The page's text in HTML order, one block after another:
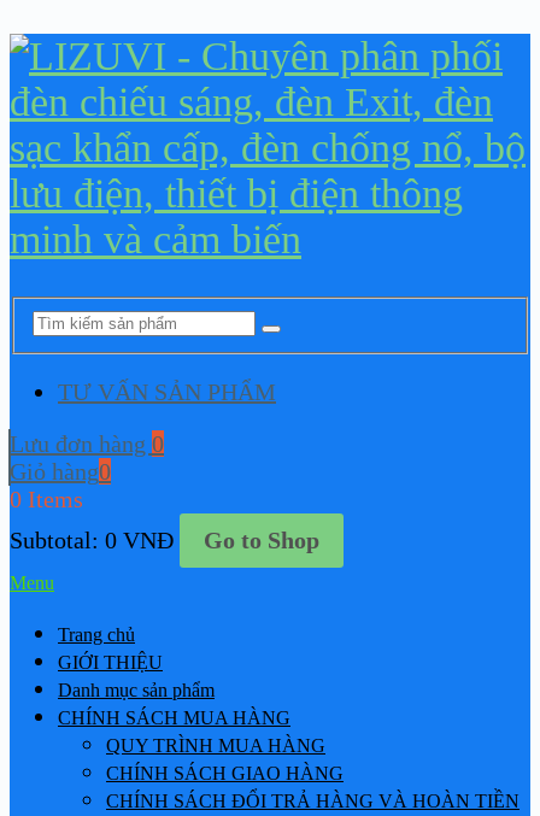
TƯ VẤN SẢN PHẨM
Lưu đơn hàng 0
Giỏ hàng0
0 Items
Subtotal: 0 VNĐ Go to Shop
Menu
Trang chủ
GIỚI THIỆU
Danh mục sản phẩm
CHÍNH SÁCH MUA HÀNG
QUY TRÌNH MUA HÀNG
CHÍNH SÁCH GIAO HÀNG
CHÍNH SÁCH ĐỔI TRẢ HÀNG VÀ HOÀN TIỀN